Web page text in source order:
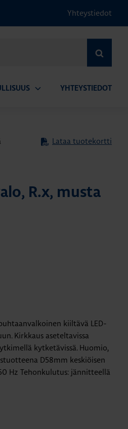
Yhteystiedot
YHTEYSTIEDOT
Lataa tuotekortti
R.x, musta
kiiltävä LED-
Kirkkaus aseteltavissa
kytketävissä. Huomio,
D58mm keskiöisen
Hz Tehonkulutus: jännitteellä